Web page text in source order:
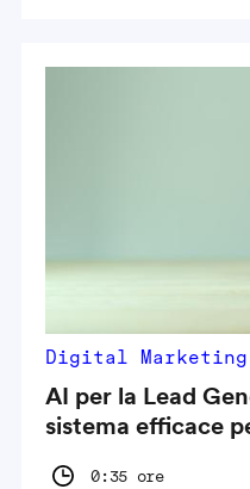
Digital Marketing
AI per la Lead
sistema efficace
0:35 ore